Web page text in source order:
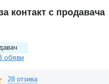
контакт с продавача
обяви
28 отзива